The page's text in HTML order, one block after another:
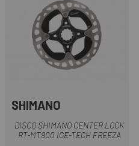
SHIMANO
DISCO SHIMANO CENTER LOCK
RT-MT900 ICE-TECH FREEZA